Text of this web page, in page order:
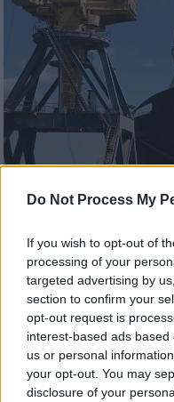
Do Not Process My
If you wish to opt-out of
processing of your
targeted advertising by
section to confirm your
opt-out request is
interest-based ads
us or personal
your opt-out. You may
disclosure of your
(AP Photo/David Keyton)
Μια δύσκολη
για τις διεθνείς
ελπίδα για ειρήνη
εξανεμίστηκε μέσα